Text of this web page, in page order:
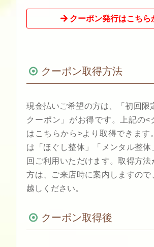
クーポン発行はこちら
クーポン取得方法
現金払いご希望の方は、「初回限
クーポン」がお得です。上記の<
はこちらから>より取得できます
は「ほぐし整体」「メンタル整体
回ご利用いただけます。取得方法
方は、ご来店時に案内しますので
越しください。
クーポン取得後